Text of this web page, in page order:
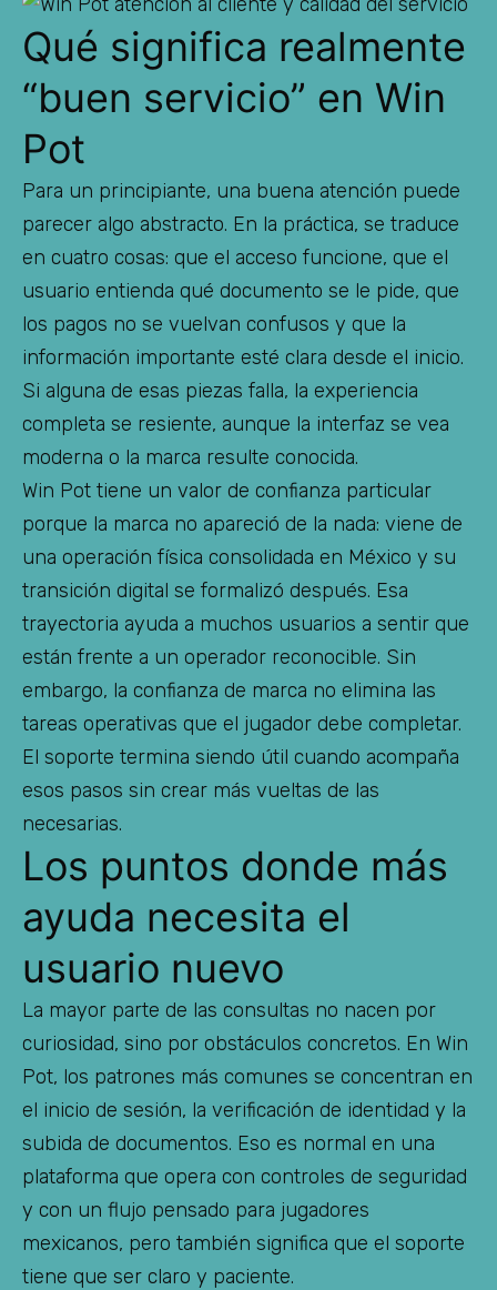
Qué significa realmente
“buen servicio” en Win
Pot
Para un principiante, una buena atención puede
parecer algo abstracto. En la práctica, se traduce
en cuatro cosas: que el acceso funcione, que el
usuario entienda qué documento se le pide, que
los pagos no se vuelvan confusos y que la
información importante esté clara desde el inicio.
Si alguna de esas piezas falla, la experiencia
completa se resiente, aunque la interfaz se vea
moderna o la marca resulte conocida.
Win Pot tiene un valor de confianza particular
porque la marca no apareció de la nada: viene de
una operación física consolidada en México y su
transición digital se formalizó después. Esa
trayectoria ayuda a muchos usuarios a sentir que
están frente a un operador reconocible. Sin
embargo, la confianza de marca no elimina las
tareas operativas que el jugador debe completar.
El soporte termina siendo útil cuando acompaña
esos pasos sin crear más vueltas de las
necesarias.
Los puntos donde más
ayuda necesita el
usuario nuevo
La mayor parte de las consultas no nacen por
curiosidad, sino por obstáculos concretos. En Win
Pot, los patrones más comunes se concentran en
el inicio de sesión, la verificación de identidad y la
subida de documentos. Eso es normal en una
plataforma que opera con controles de seguridad
y con un flujo pensado para jugadores
mexicanos, pero también significa que el soporte
tiene que ser claro y paciente.